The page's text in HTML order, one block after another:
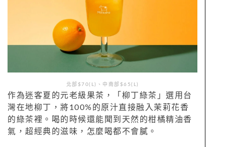
北部$70(L)、中南部$65(L)
作為迷客夏的元老級果茶，「柳丁綠茶」選用台
灣在地柳丁，將100%的原汁直接融入茉莉花香
的綠茶裡。喝的時候還能聞到天然的柑橘精油香
氣，超經典的滋味，怎麼喝都不會膩。